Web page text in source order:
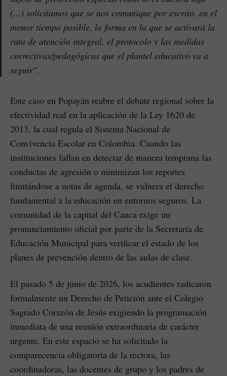
(...) solicitamos que se nos comunique por escrito, en el
menor tiempo posible, la forma en la que se activará la
ruta de atención integral, el protocolo y las medidas
correctivas/pedagógicas que el plantel educativo va a
seguir".
Este caso en Popayán reabre el debate regional sobre la
efectividad real en la aplicación de la Ley 1620 de
2013, la cual regula el Sistema Nacional de
Convivencia Escolar en Colombia. Cuando las
instituciones fallan en detectar de manera temprana las
conductas de agresión o minimizan los reportes
limitándose a notas de agenda, se vulnera el derecho
fundamental a la educación en entornos seguros. La
comunidad de la capital del Cauca exige un
pronunciamiento oficial por parte de la Secretaría de
Educación Municipal para verificar el estado de los
planes de prevención dentro de las aulas de clase.
El pasado 5 de junio de 2026, los acudientes radicaron
formalmente un Derecho de Petición ante el Colegio
Sagrado Corazón de Jesús exigiendo la programación
inmediata de una reunión extraordinaria de carácter
urgente. En este espacio se ha solicitado la
comparecencia obligatoria de la rectora, las
coordinadoras, las docentes de grupo y los padres de